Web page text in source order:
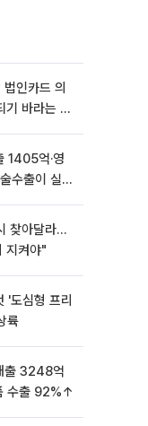
인카드 의
기 바라는 마
1405억·영
수출이 실적
찾아달라…
지켜야"
'도심형 프리
륙
출 3248억
수출 92%↑